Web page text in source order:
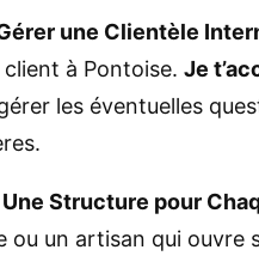
une Clientèle
client à Pontoise. Je
les éventuelles
Structure pour
ou un artisan qui